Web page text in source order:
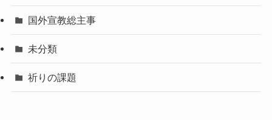
国外宣教総主事
未分類
祈りの課題